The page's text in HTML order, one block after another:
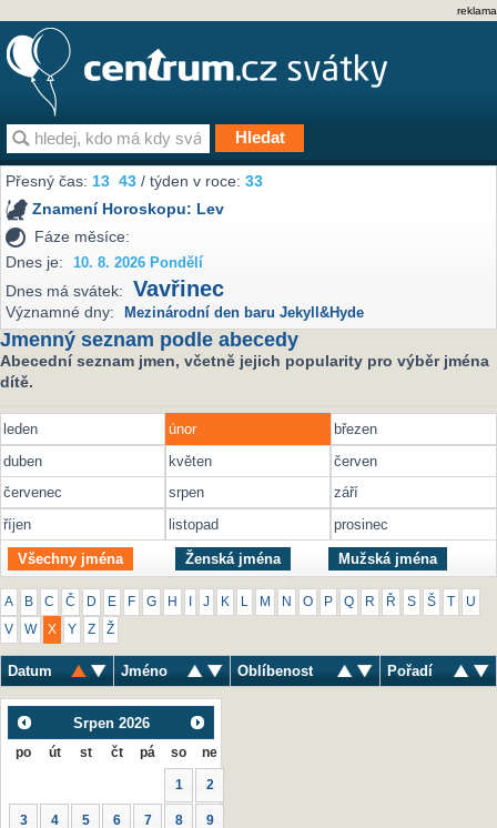
reklama
Přesný čas:13 43 / týden v roce:33
Znamení Horoskopu: Lev
Fáze měsíce:
Dnes je:
10. 8. 2026 Pondělí
Dnes má svátek: Vavřinec
Významné dny: Mezinárodní den baru Jekyll&Hyde
Jmenný seznam podle abecedy
Abecední seznam jmen, včetně jejich popularity pro výběr jména
dítě.
leden únor
březen
duben
květen
červen
červenec
srpen
září
říjen
listopad prosinec
Všechny jména Ženská jména Mužská jména
A B C Č D E F G H J K M N O P Q R Ř S Š U
V W X Y Z Ž
Datum Jméno Oblíbenost Pořadí
Srpen 2026
po út st čt pá so ne
1 2
3 4 5 6 7 8 9